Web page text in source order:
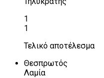
1
1
Τελικό αποτέλεσμα
Θεσπρωτός
Λαμία